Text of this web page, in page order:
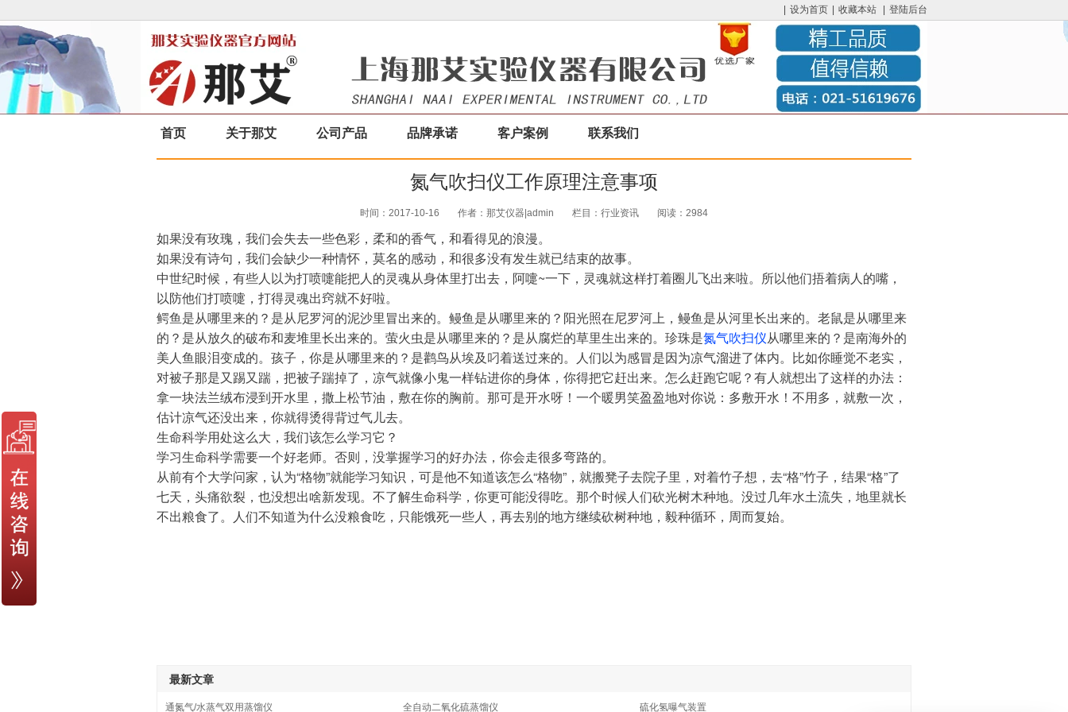
设为首页 收藏本站 登陆后台
首页 关于那艾 公司产品 品牌承诺 客户案例 联系我们
氮气吹扫仪工作原理注意事项
时间：2017-10-16 作者：那艾仪器|admin 栏目： 行业资讯 阅读：2984
如果没有玫瑰，我们会失去一些色彩，柔和的香气，和看得见的浪漫。
如果没有诗句，我们会缺少一种情怀，莫名的感动，和很多没有发生就已结束的故事。
中世纪时候，有些人以为打喷嚏能把人的灵魂从身体里打出去，阿嚏~一下，灵魂就这样打着圈儿飞出来啦。所以他们捂着病人的嘴，
以防他们打喷嚏，打得灵魂出窍就不好啦。
鳄鱼是从哪里来的？是从尼罗河的泥沙里冒出来的。鳗鱼是从哪里来的？阳光照在尼罗河上，鳗鱼是从河里长出来的。老鼠是从哪里来
的？是从放久的破布和麦堆里长出来的。萤火虫是从哪里来的？是从腐烂的草里生出来的。珍珠是氮气吹扫仪从哪里来的？是南海外的
美人鱼眼泪变成的。孩子，你是从哪里来的？是鹳鸟从埃及叼着送过来的。 人们以为感冒是因为凉气溜进了体内。比如你睡觉不老实，
对被子那是又踢又踹，把被子踹掉了，凉气就像小鬼一样钻进你的身体，你得把它赶出来。怎么赶跑它呢？有人就想出了这样的办法：
拿一块法兰绒布浸到开水里，撒上松节油，敷在你的胸前。那可是开水呀！一个暖男笑盈盈地对你说：多敷开水！不用多，就敷一次，
估计凉气还没出来，你就得烫得背过气儿去。
生命科学用处这么大，我们该怎么学习它？
学习生命科学需要一个好老师。否则，没掌握学习的好办法，你会走很多弯路的。
从前有个大学问家，认为“格物”就能学习知识，可是他不知道该怎么“格物”，就搬凳子去院子里，对着竹子想，去“格”竹子，结果“格”了
七天，头痛欲裂，也没想出啥新发现。 不了解生命科学，你更可能没得吃。那个时候人们砍光树木种地。没过几年水土流失，地里就长
不出粮食了。人们不知道为什么没粮食吃，只能饿死一些人，再去别的地方继续砍树种地，毅种循环，周而复始。
最新文章
通氮气/水蒸气双用蒸馏仪 全自动二氧化硫蒸馏仪 硫化氢曝气装置